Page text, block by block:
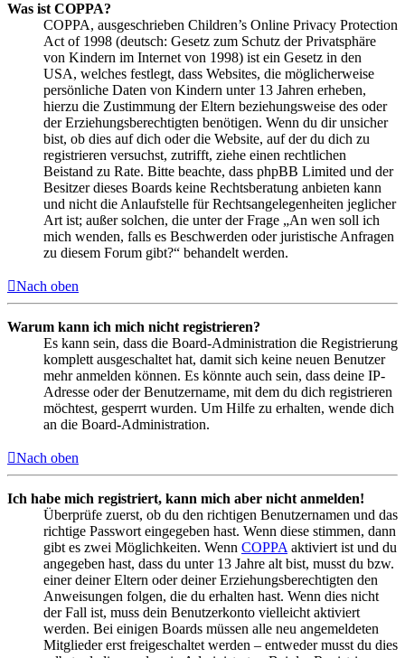
Was ist COPPA?
COPPA, ausgeschrieben Children’s Online Privacy Protection
Act of 1998 (deutsch: Gesetz zum Schutz der Privatsphäre
von Kindern im Internet von 1998) ist ein Gesetz in den
USA, welches festlegt, dass Websites, die möglicherweise
persönliche Daten von Kindern unter 13 Jahren erheben,
hierzu die Zustimmung der Eltern beziehungsweise des oder
der Erziehungsberechtigten benötigen. Wenn du dir unsicher
bist, ob dies auf dich oder die Website, auf der du dich zu
registrieren versuchst, zutrifft, ziehe einen rechtlichen
Beistand zu Rate. Bitte beachte, dass phpBB Limited und der
Besitzer dieses Boards keine Rechtsberatung anbieten kann
und nicht die Anlaufstelle für Rechtsangelegenheiten jeglicher
Art ist; außer solchen, die unter der Frage „An wen soll ich
mich wenden, falls es Beschwerden oder juristische Anfragen
zu diesem Forum gibt?“ behandelt werden.
Nach oben
Warum kann ich mich nicht registrieren?
Es kann sein, dass die Board-Administration die Registrierung
komplett ausgeschaltet hat, damit sich keine neuen Benutzer
mehr anmelden können. Es könnte auch sein, dass deine IP-
Adresse oder der Benutzername, mit dem du dich registrieren
möchtest, gesperrt wurden. Um Hilfe zu erhalten, wende dich
an die Board-Administration.
Nach oben
Ich habe mich registriert, kann mich aber nicht anmelden!
Überprüfe zuerst, ob du den richtigen Benutzernamen und das
richtige Passwort eingegeben hast. Wenn diese stimmen, dann
gibt es zwei Möglichkeiten. Wenn COPPA aktiviert ist und du
angegeben hast, dass du unter 13 Jahre alt bist, musst du bzw.
einer deiner Eltern oder deiner Erziehungsberechtigten den
Anweisungen folgen, die du erhalten hast. Wenn dies nicht
der Fall ist, muss dein Benutzerkonto vielleicht aktiviert
werden. Bei einigen Boards müssen alle neu angemeldeten
Mitglieder erst freigeschaltet werden – entweder musst du dies